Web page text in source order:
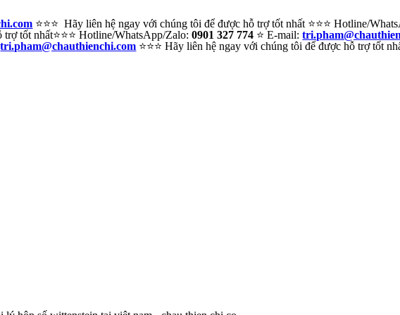
⭐⭐⭐ Hãy liên hệ ngay với chúng tôi để được hỗ trợ tốt nhất ⭐⭐⭐ Hotline/
trợ tốt nhất⭐⭐⭐ Hotline/WhatsApp/Zalo:0901 327 774 ⭐ E-mail:
tri.pham@chauthienchi.com ⭐⭐⭐ Hãy liên hệ ngay với chúng tôi để được hỗ trợ tốt